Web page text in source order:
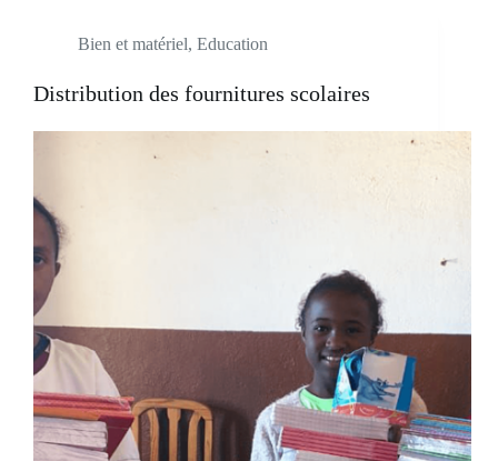
Bien et matériel, Education
Distribution des fournitures scolaires